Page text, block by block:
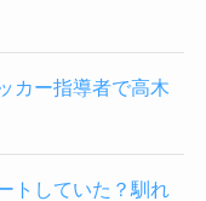
カー指導者で高木
トしていた？馴れ